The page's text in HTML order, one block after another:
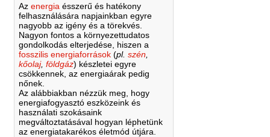
Az energia ésszerű és hatékony
felhasználására napjainkban egyre
nagyobb az igény és a törekvés.
Nagyon fontos a környezettudatos
gondolkodás elterjedése, hiszen a
fosszilis energiaforrások(pl. szén,
kőolaj, földgáz) készletei egyre
csökkennek, az energiaárak pedig
nőnek.
Az alábbiakban nézzük meg, hogy
energiafogyasztó eszközeink és
használati szokásaink
megváltoztatásával hogyan léphetünk
az energiatakarékos életmód útjára.